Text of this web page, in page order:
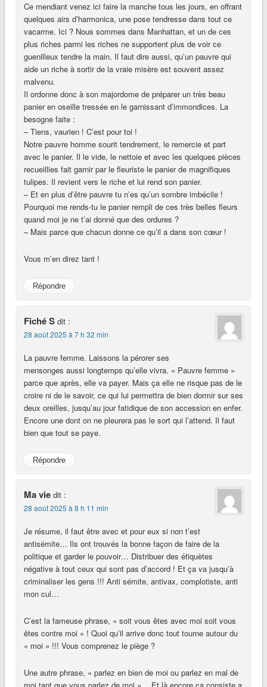
Ce mendiant venez ici faire la manche tous les jours, en offrant
quelques airs d’harmonica, une pose tendresse dans tout ce
vacarme. Ici ? Nous sommes dans Manhattan, et un de ces
plus riches parmi les riches ne supportent plus de voir ce
guenilleux tendre la main. Il faut dire aussi, qu’un pauvre qui
aide un riche à sortir de la vraie misère est souvent assez
malvenu.
Il ordonne donc à son majordome de préparer un très beau
panier en oseille tressée en le garnissant d’immondices. La
besogne faite :
– Tiens, vaurien ! C’est pour toi !
Notre pauvre homme sourit tendrement, le remercie et part
avec le panier. Il le vide, le nettoie et avec les quelques pièces
recueillies fait garnir par le fleuriste le panier de magnifiques
tulipes. Il revient vers le riche et lui rend son panier.
– Et en plus d’être pauvre tu n’es qu’un sombre imbécile !
Pourquoi me rends-tu le panier rempli de ces très belles fleurs
quand moi je ne t’ai donné que des ordures ?
– Mais parce que chacun donne ce qu’il a dans son cœur !
Vous m’en direz tant !
Répondre
Fiché S dit :
28 août 2025 à 7 h 32 min
La pauvre femme. Laissons la pérorer ses
mensonges aussi longtemps qu’elle vivra. « Pauvre femme »
parce que après, elle va payer. Mais ça elle ne risque pas de le
croire ni de le savoir, ce qui lui permettra de bien dormir sur ses
deux oreilles, jusqu’au jour fatidique de son accession en enfer.
Encore une dont on ne pleurera pas le sort qui l’attend. Il faut
bien que tout se paye.
Répondre
Ma vie dit :
28 août 2025 à 8 h 11 min
Je résume, il faut être avec et pour eux si non t’est
antisémite… Ils ont trouvés la bonne façon de faire de la
politique et garder le pouvoir… Distribuer des étiquètes
négative à tout ceux qui sont pas d’accord ! Et ça va jusqu’à
criminaliser les gens !!! Anti sémite, antivax, complotiste, anti
mon cul…
C’est la fameuse phrase, « soit vous êtes avec moi soit vous
êtes contre moi » ! Quoi qu’il arrive donc tout tourne autour du
« moi » !!! Vous comprenez le piège ?
Une autre phrase, « parlez en bien de moi ou parlez en mal de
moi tant que vous parlez de moi »… Et là encore ça consiste a